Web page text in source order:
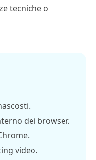
tecniche o
dei browser.
video.